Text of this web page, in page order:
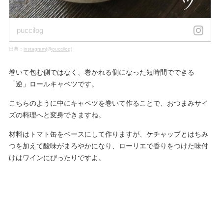
puccilog
出典： instagram(@puccilog)
巻いて包む側ではなく、巻かれる側になった短時間でできる
「逆」ロールキャベツです。
こちらのように中にキャベツを巻いて作ることで、おつまみサイ
ズの料理へと変身できますね。
材料はトマト缶をベースにして作りますが、ケチャップとはちみ
つを加えて酸味がまろやかになり、ローリエで香りをつけた味付
けはワインにぴったりですよ。